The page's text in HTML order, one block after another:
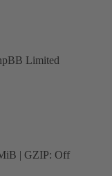
Limited
| GZIP: Off